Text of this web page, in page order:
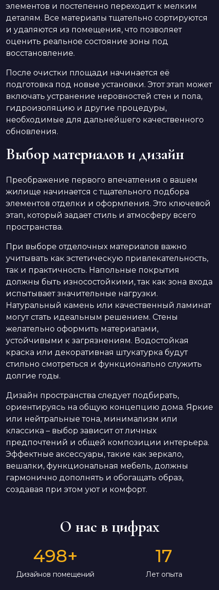
элементов и постепенно переходит к мелким
деталям. Все материалы тщательно сортируются
и удаляются из помещения, что позволяет
оценить реальное состояние зоны под
восстановление.
После очистки площади начинается её
подготовка под новые установки. Этот этап может
включать устранение неровностей стен и пола,
гидроизоляцию и другие процедуры,
необходимые для дальнейшего качественного
обновления.
Выбор материалов и дизайн
Преображение первого впечатления о вашем
жилище начинается с тщательного подбора
элементов отделки и оформления. Это ключевой
этап, который задает стиль и атмосферу всего
пространства.
При выборе отделочных материалов важно
учитывать как эстетическую привлекательность,
так и практичность. Напольные покрытия
должны быть износостойкими, так как зона входа
испытывает значительные нагрузки.
Натуральный камень или качественный ламинат
могут стать идеальным решением. Стены
желательно оформить материалами,
устойчивыми к загрязнениям. Водостойкая
краска или декоративная штукатурка будут
стильно смотреться и функционально служить
долгие годы.
Дизайн пространства следует подбирать,
ориентируясь на общую концепцию дома. Яркие
или нейтральные тона, минимализм или
классика – выбор зависит от личных
предпочтений и общей композиции интерьера.
Эффектные аксессуары, такие как зеркало,
вешалки, функциональная мебель, должны
гармонично дополнять и обогащать образ,
создавая при этом уют и комфорт.
О нас в цифрах
498+
Дизайнов помещений
17
Лет опыта